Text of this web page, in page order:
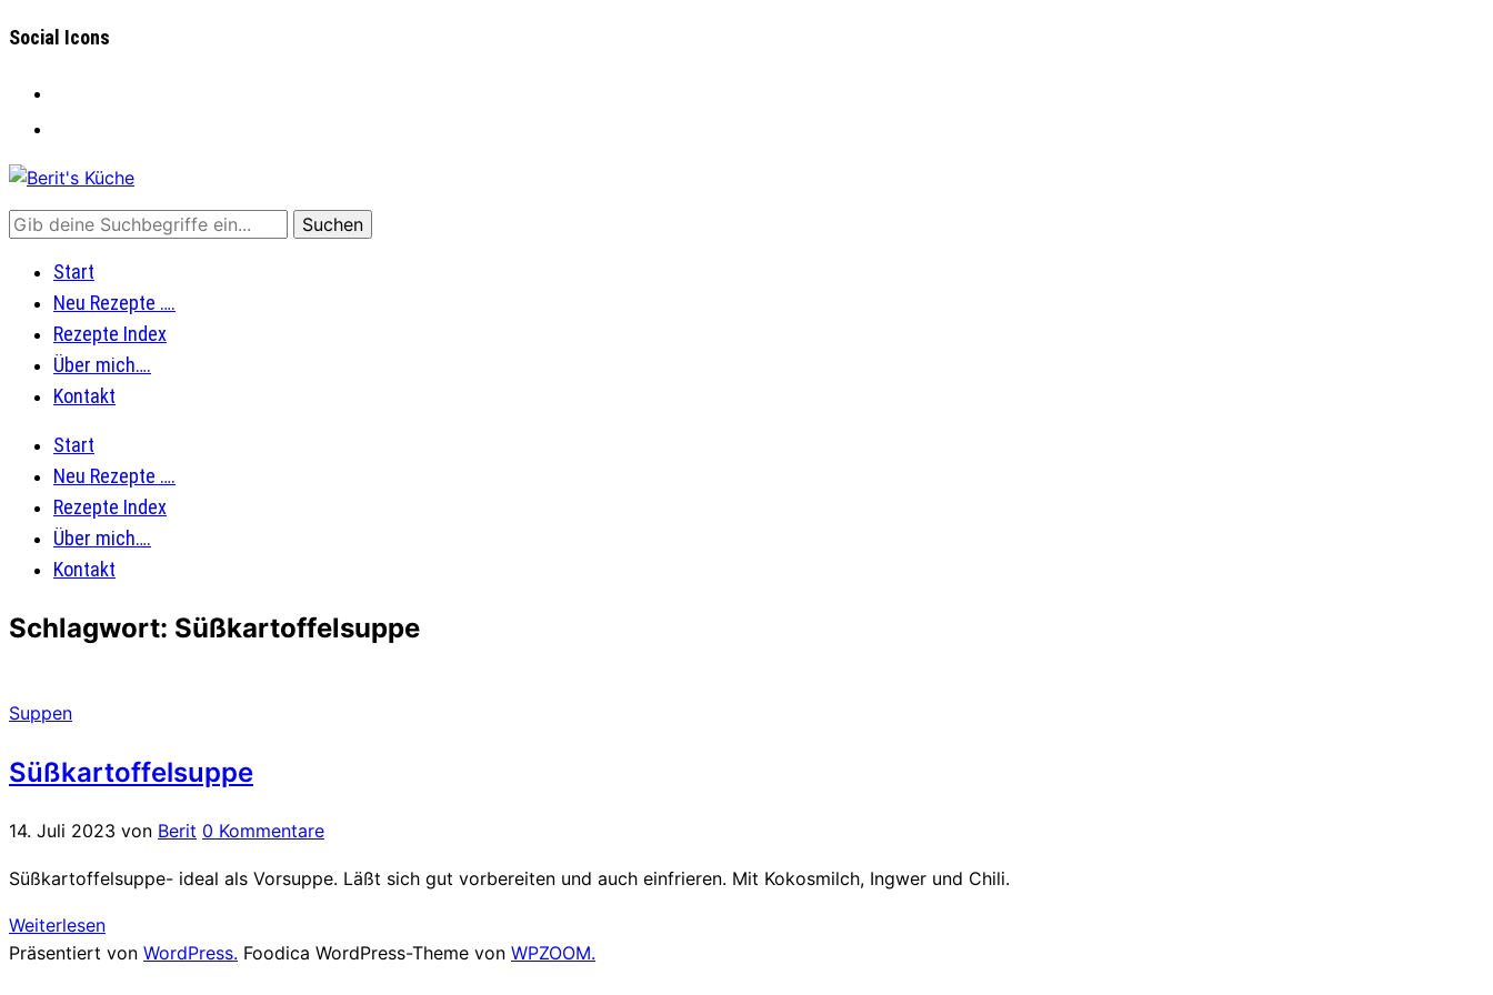
Social Icons
Start
Neu Rezepte ….
Rezepte Index
Über mich….
Kontakt
Start
Neu Rezepte ….
Rezepte Index
Über mich….
Kontakt
Schlagwort: Süßkartoffelsuppe
Suppen
Süßkartoffelsuppe
14. Juli 2023 von Berit 0 Kommentare
Süßkartoffelsuppe- ideal als Vorsuppe. Läßt sich gut vorbereiten und auch einfrieren. Mit Kokosmilch, Ingwer und Chili.
Weiterlesen
Präsentiert von WordPress. Foodica WordPress-Theme von WPZOOM.